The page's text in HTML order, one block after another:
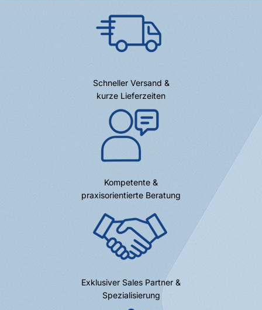
Schneller Versand &
kurze Lieferzeiten
Kompetente &
praxisorientierte Beratung
Exklusiver Sales Partner &
Spezialisierung